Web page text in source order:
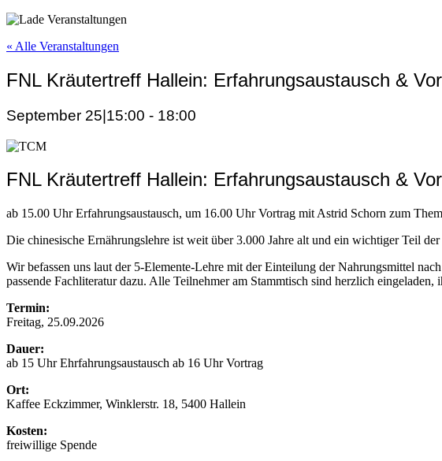
« Alle Veranstaltungen
FNL Kräutertreff Hallein: Erfahrungsaustausch &
September 25|15:00 - 18:00
FNL Kräutertreff Hallein: Erfahrungsaustausch &
ab 15.00 Uhr Erfahrungsaustausch, um 16.00 Uhr Vortrag mit Astrid Schorn zum
Die chinesische Ernährungslehre ist weit über 3.000 Jahre alt und ein wichtiger Teil
Wir befassen uns laut der 5-Elemente-Lehre mit der Einteilung der Nahrungsmittel
passende Fachliteratur dazu. Alle Teilnehmer am Stammtisch sind herzlich
Termin:
Freitag, 25.09.2026
Dauer:
ab 15 Uhr Ehrfahrungsaustausch ab 16 Uhr Vortrag
Ort:
Kaffee Eckzimmer, Winklerstr. 18, 5400 Hallein
Kosten:
freiwillige Spende